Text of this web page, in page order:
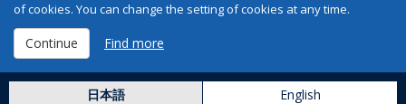
of cookies. You can change the setting of cookies at any time.
Continue Find more
日本語 English